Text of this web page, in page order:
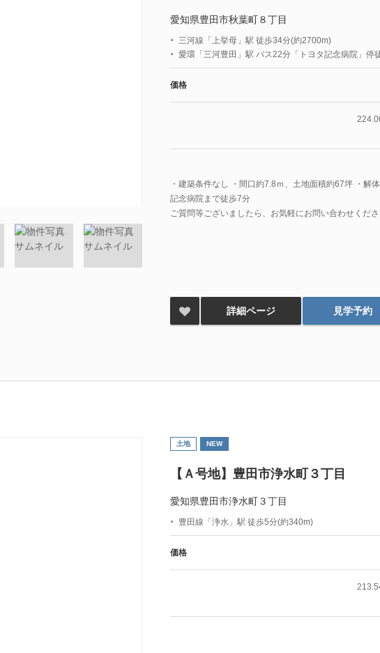
愛知県豊田市秋葉町８丁目
三河線「上挙母」駅 徒歩34分(約2700m)
愛環「三河豊田」駅 バス22分「トヨタ記念病院」停
価格
・建築条件なし ・間口約7.8ｍ、土地面積約67坪 ・解
記念病院まで徒歩7分
ご質問等ございましたら、お気軽にお問い合わせくださ
詳細ページ 見学予約
土地 NEW
【Ａ号地】豊田市浄水町３丁目
愛知県豊田市浄水町３丁目
豊田線「浄水」駅 徒歩5分(約340m)
価格